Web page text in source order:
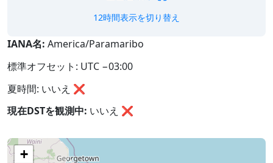
12時間表示を切り替え
IANA名: America/Paramaribo
標準オフセット: UTC −03:00
夏時間: いいえ ❌
現在DSTを観測中: いいえ ❌
+